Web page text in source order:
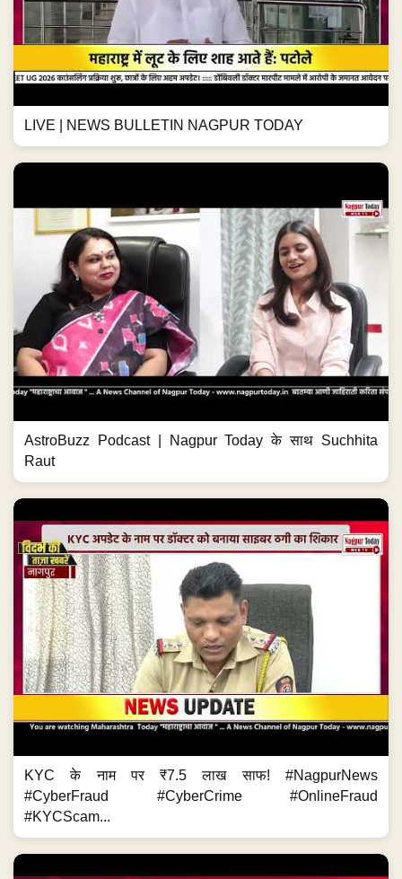
LIVE | NEWS BULLETIN NAGPUR TODAY
AstroBuzz Podcast | Nagpur Today के साथ Suchhita
Raut
KYC के नाम पर ₹7.5 लाख साफ! #NagpurNews
#CyberFraud #CyberCrime #OnlineFraud
#KYCScam...